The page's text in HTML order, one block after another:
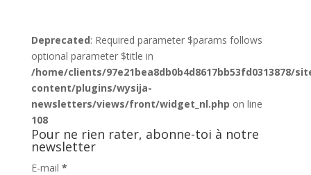
Deprecated: Required parameter $params follows
optional parameter $title in
/home/clients/97e21bea8db0b4d8617bb53fd0313878/
content/plugins/wysija-
newsletters/views/front/widget_nl.php on line
108
Pour ne rien rater, abonne-toi à notre
newsletter
E-mail *